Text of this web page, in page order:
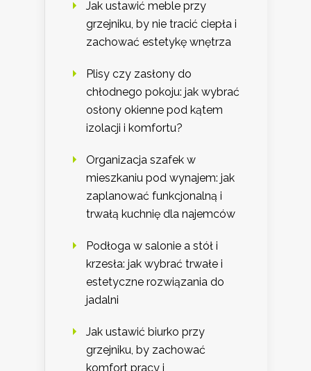
Jak ustawić meble przy
grzejniku, by nie tracić ciepła i
zachować estetykę wnętrza
Plisy czy zasłony do
chłodnego pokoju: jak wybrać
osłony okienne pod kątem
izolacji i komfortu?
Organizacja szafek w
mieszkaniu pod wynajem: jak
zaplanować funkcjonalną i
trwałą kuchnię dla najemców
Podłoga w salonie a stół i
krzesła: jak wybrać trwałe i
estetyczne rozwiązania do
jadalni
Jak ustawić biurko przy
grzejniku, by zachować
komfort pracy i